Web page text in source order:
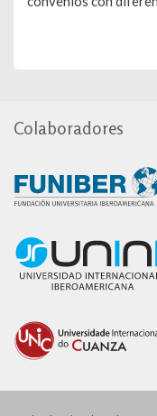
Colaboradores